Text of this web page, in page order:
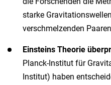
starke
verschmelzenden
Einsteins Theorie
Planck-Institut für
Institut) haben